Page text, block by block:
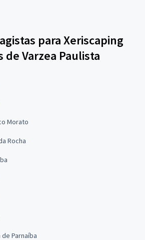
para Xeriscaping
de Varzea Paulista
Morato
Rocha
Parnaíba